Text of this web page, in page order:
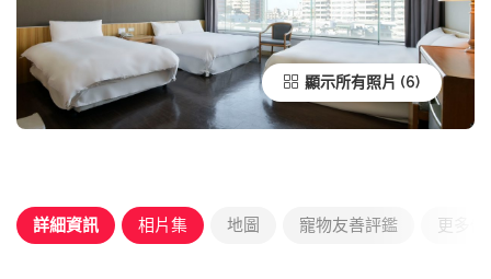
顯示所有照片
詳細資訊 相片集 地圖 寵物友善評鑑 更多優